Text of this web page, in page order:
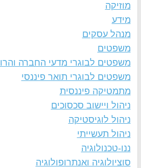
מוזיקה
מידע
מנהל עסקים
משפטים
משפטים לבוגרי מדעי החברה
משפטים לבוגרי תואר פיננסי
מתמטיקה פיננסית
ניהול ויישוב סכסוכים
ניהול לוגיסטיקה
ניהול תעשייתי
ננו-טכנולוגיה
סוציולוגיה ואנתרופולוגיה